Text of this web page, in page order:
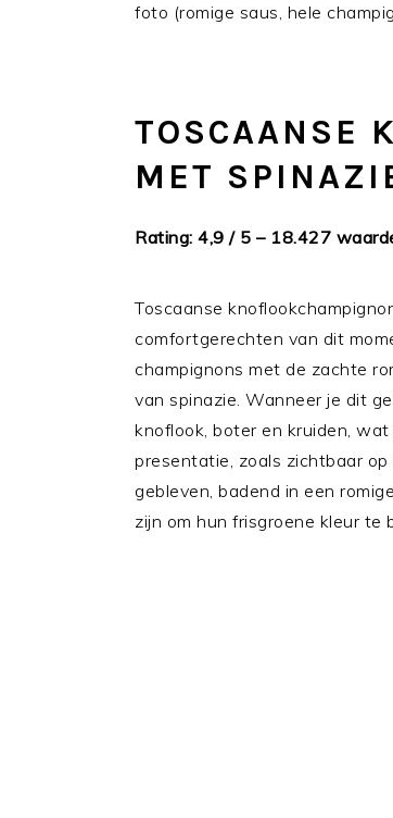
foto (romige saus, hele
TOSCAANSE
MET
Rating: 4,9 / 5 – 18.427
Toscaanse
comfortgerechten van dit
champignons met de zachte
van spinazie. Wanneer je dit
knoflook, boter en kruiden,
presentatie, zoals zichtbaar
gebleven, badend in een
zijn om hun frisgroene kleur te